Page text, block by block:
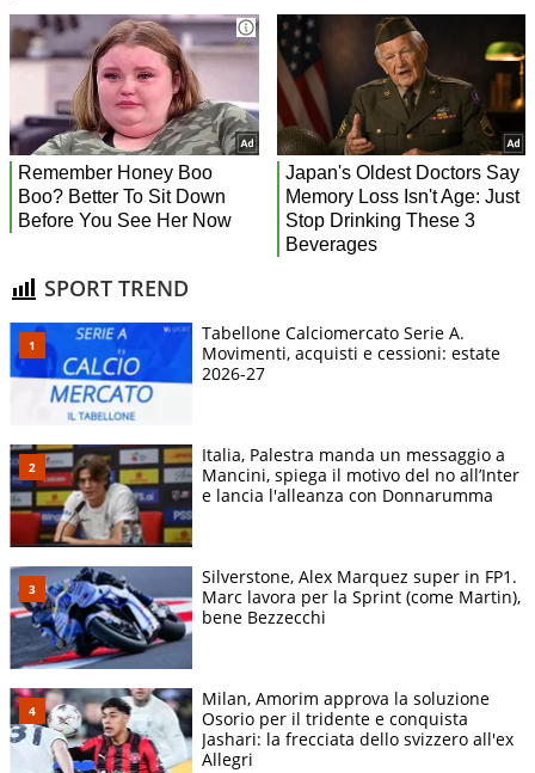
SPORT TREND
Tabellone Calciomercato Serie A.
Movimenti, acquisti e cessioni: estate
2026-27
Italia, Palestra manda un messaggio a
Mancini, spiega il motivo del no all’Inter
e lancia l'alleanza con Donnarumma
Silverstone, Alex Marquez super in FP1.
Marc lavora per la Sprint (come Martin),
bene Bezzecchi
Milan, Amorim approva la soluzione
Osorio per il tridente e conquista
Jashari: la frecciata dello svizzero all'ex
Allegri